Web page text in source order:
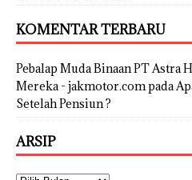
KOMENTAR TERBARU
Pebalap Muda Binaan PT Astra
Mereka - jakmotor.compada
Setelah Pensiun ?
ARSIP